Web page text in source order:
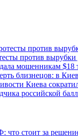
против вырубки
мошенникам $18
близнецов: в
Киева
российской